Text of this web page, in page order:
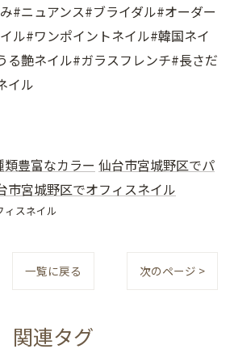
#ニュアンス#ブライダル#オーダー
ル#ワンポイントネイル#韓国ネイ
る艶ネイル#ガラスフレンチ#長さだ
イル
豊富なカラー 仙台市宮城野区でパ
市宮城野区でオフィスネイル
ィスネイル
一覧に戻る 次のページ >
関連タグ